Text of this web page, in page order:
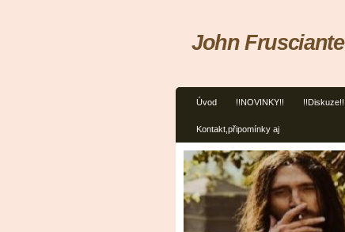
Úvod !!NOVINKY!! !!Diskuze!!
Kontakt,připomínky aj
John Frusciante